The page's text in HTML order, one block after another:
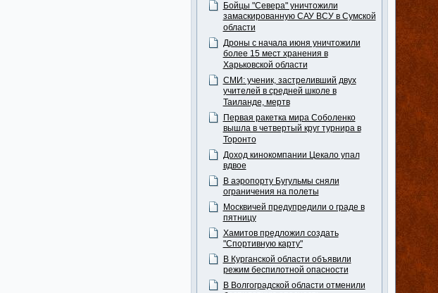
Бойцы "Севера" уничтожили
замаскированную САУ ВСУ в Сумской
области
Дроны с начала июня уничтожили
более 15 мест хранения в
Харьковской области
СМИ: ученик, застреливший двух
учителей в средней школе в
Таиланде, мертв
Первая ракетка мира Соболенко
вышла в четвертый круг турнира в
Торонто
Доход кинокомпании Цекало упал
вдвое
В аэропорту Бугульмы сняли
ограничения на полеты
Москвичей предупредили о граде в
пятницу
Хамитов предложил создать
"Спортивную карту"
В Курганской области объявили
режим беспилотной опасности
В Волгоградской области отменили